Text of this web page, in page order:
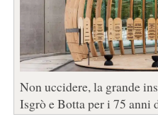
Non uccidere, la grande
Isgrò e Botta per i 75